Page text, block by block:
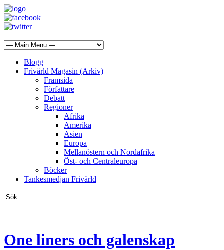
Blogg
Frivärld Magasin (Arkiv)
Framsida
Författare
Debatt
Regioner
Afrika
Amerika
Asien
Europa
Mellanöstern och Nordafrika
Öst- och Centraleuropa
Böcker
Tankesmedjan Frivärld
One liners och galenskap